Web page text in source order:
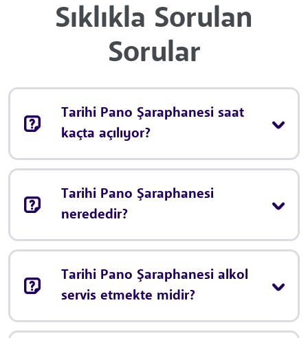
Sıklıkla Sorulan
Sorular
Tarihi Pano Şaraphanesi saat
kaçta açılıyor?
Tarihi Pano Şaraphanesi
nerededir?
Tarihi Pano Şaraphanesi alkol
servis etmekte midir?